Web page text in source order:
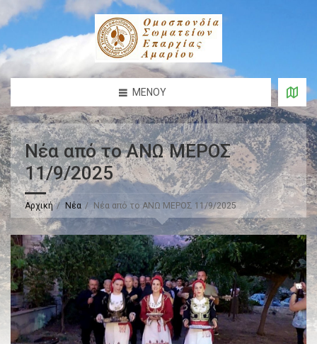
ΜΕΝΟΎ
Νέα από το ΑΝΩ ΜΕΡΟΣ
11/9/2025
Αρχική Νέα Νέα από το ΑΝΩ ΜΕΡΟΣ 11/9/2025